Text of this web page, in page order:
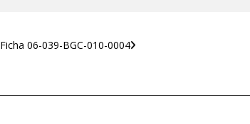
Ficha 06-039-BGC-010-0004